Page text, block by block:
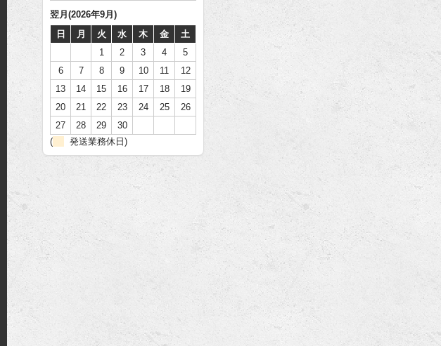
翌月(2026年9月)
日
月 火 水 木 金
土
1
2 3 4
5
6
7 8 9 10 11
12
13
14 15 16 17 18
19
20
21 22 23 24 25
26
27
28 29
30
(
発送業務休日)